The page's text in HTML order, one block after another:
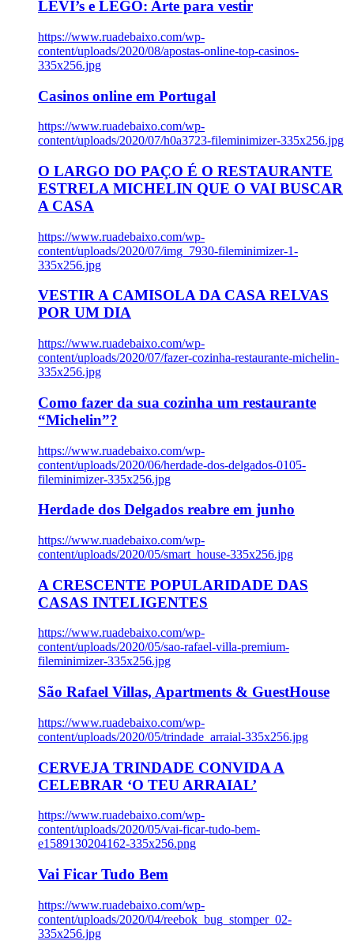
LEVI’s e LEGO: Arte para vestir
https://www.ruadebaixo.com/wp-
content/uploads/2020/08/apostas-online-top-casinos-
335x256.jpg
Casinos online em Portugal
https://www.ruadebaixo.com/wp-
content/uploads/2020/07/h0a3723-fileminimizer-335x256.jpg
O LARGO DO PAÇO É O RESTAURANTE
ESTRELA MICHELIN QUE O VAI BUSCAR
A CASA
https://www.ruadebaixo.com/wp-
content/uploads/2020/07/img_7930-fileminimizer-1-
335x256.jpg
VESTIR A CAMISOLA DA CASA RELVAS
POR UM DIA
https://www.ruadebaixo.com/wp-
content/uploads/2020/07/fazer-cozinha-restaurante-michelin-
335x256.jpg
Como fazer da sua cozinha um restaurante
“Michelin”?
https://www.ruadebaixo.com/wp-
content/uploads/2020/06/herdade-dos-delgados-0105-
fileminimizer-335x256.jpg
Herdade dos Delgados reabre em junho
https://www.ruadebaixo.com/wp-
content/uploads/2020/05/smart_house-335x256.jpg
A CRESCENTE POPULARIDADE DAS
CASAS INTELIGENTES
https://www.ruadebaixo.com/wp-
content/uploads/2020/05/sao-rafael-villa-premium-
fileminimizer-335x256.jpg
São Rafael Villas, Apartments & GuestHouse
https://www.ruadebaixo.com/wp-
content/uploads/2020/05/trindade_arraial-335x256.jpg
CERVEJA TRINDADE CONVIDA A
CELEBRAR ‘O TEU ARRAIAL’
https://www.ruadebaixo.com/wp-
content/uploads/2020/05/vai-ficar-tudo-bem-
e1589130204162-335x256.png
Vai Ficar Tudo Bem
https://www.ruadebaixo.com/wp-
content/uploads/2020/04/reebok_bug_stomper_02-
335x256.jpg